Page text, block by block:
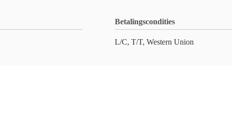
Betalingscondities
L/C, T/T, Western Union